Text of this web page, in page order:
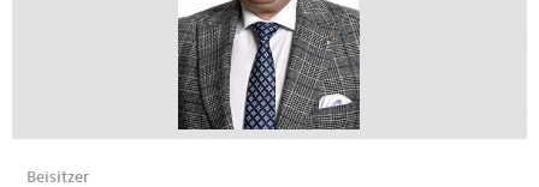
Beisitzer